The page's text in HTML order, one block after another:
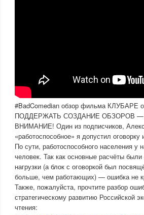
#BadComedian обзор фильма КЛУБАРЕ
ПОДДЕРЖАТЬ СОЗДАНИЕ ОБЗОРОВ —
ВНИМАНИЕ! Один из подписчиков,
«работоспособное» я допустил
По сути, работоспособного населения
человек. Так как основные расчёты
нагрузки (а блок с оговоркой был
больше, чем работающих) — ошибка не
Также, пожалуйста, прочтите разбор
стратегическому развитию Российской
чтения: